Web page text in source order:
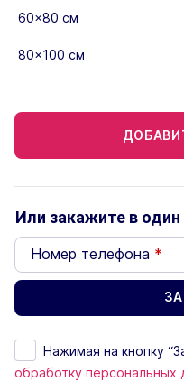
60×80 см
80×100 см
Или закажите в один
Номер телефона *
Нажимая на кнопку
обработку персональных